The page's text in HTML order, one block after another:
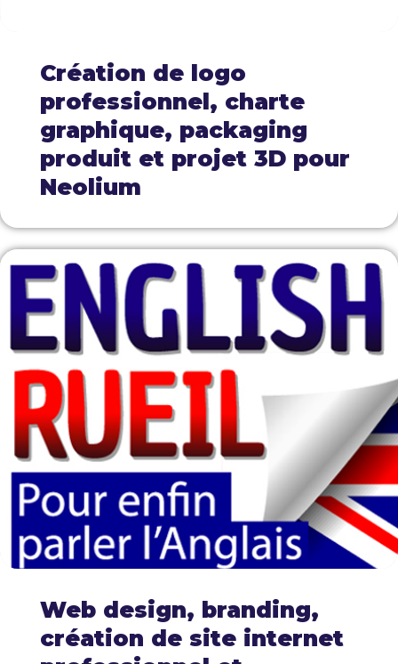
Création de logo
professionnel, charte
graphique, packaging
produit et projet 3D pour
Neolium
Web design, branding,
création de site internet